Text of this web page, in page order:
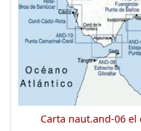
Carta naut.and-06